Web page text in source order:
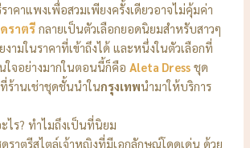
าคาแพงเพื่อสวมเพียงครั้งเดียวอาจไม่คุ้มค่า
ราตรี กลายเป็นตัวเลือกยอดนิยมสำหรับสาวๆ
งามในราคาที่เข้าถึงได้ และหนึ่งในตัวเลือกที่
ใจอย่างมากในตอนนี้ก็คือAleta Dress ชุด
ร้านเช่าชุดชั้นนำในกรุงเทพนำมาให้บริการ
ไร? ทำไมถึงเป็นที่นิยม
ราตรีสไตล์เจ้าหญิงที่มีเอกลักษณ์โดดเด่น ด้วย